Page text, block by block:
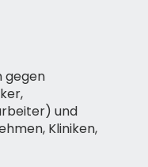
gegen
und
Kliniken,